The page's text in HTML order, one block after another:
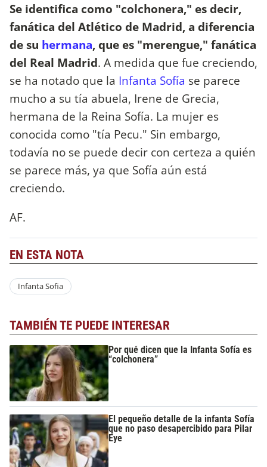
Se identifica como "colchonera," es decir,
fanática del Atlético de Madrid, a diferencia
de su hermana, que es "merengue," fanática
del Real Madrid. A medida que fue creciendo,
se ha notado que la Infanta Sofía se parece
mucho a su tía abuela, Irene de Grecia,
hermana de la Reina Sofía. La mujer es
conocida como "tía Pecu." Sin embargo,
todavía no se puede decir con certeza a quién
se parece más, ya que Sofía aún está
creciendo.
AF.
EN ESTA NOTA
Infanta Sofia
TAMBIÉN TE PUEDE INTERESAR
Por qué dicen que la Infanta Sofía es
“colchonera”
El pequeño detalle de la infanta Sofía
que no paso desapercibido para Pilar
Eye